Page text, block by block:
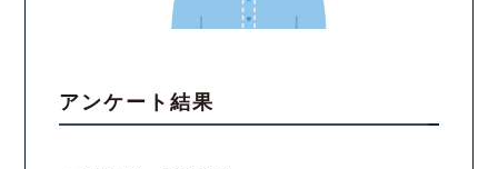
アンケート結果